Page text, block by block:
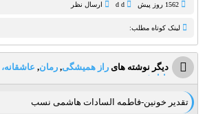
1562 روز پيش d d ارسال نظر
لینک کوتاه مطلب:
دیگر نوشته های راز همیشگی, رمان,
ناول فور
تقدیر خونین-فاطمه السادات هاشمی نسب